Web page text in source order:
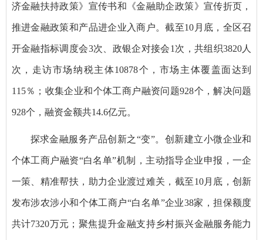
济金融扶持政策》宣传书和《金融助企政策》宣传折页，
推进金融政策和产品进企业入商户。截至10月底，全区召
开金融指标调度会3次、政银企对接会1次，共组织3820人
次，走访市场纳税主体10878个，市场主体覆盖面达到
115％；收集企业和个体工商户融资问题928个，解决问题
928个，融资金额共14.6亿元。
探求金融服务产品创新之“变”。创新建立小微企业和
个体工商户融资“白名单”机制，主动指导企业申报，一企
一策、精准帮扶，助力企业渡过难关，截至10月底，创新
发布涉农涉小和个体工商户“白名单”企业38家，担保额度
共计7320万元；聚焦提升金融支持乡村振兴金融服务能力